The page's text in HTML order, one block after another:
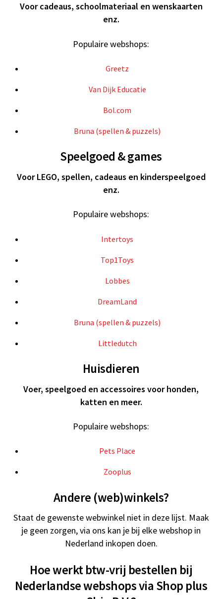
Voor cadeaus, schoolmateriaal en wenskaarten
enz.
Populaire webshops:
Greetz
Van Dijk Educatie
Bol.com
Bruna (spellen & puzzels)
Speelgoed & games
Voor LEGO, spellen, cadeaus en kinderspeelgoed
enz.
Populaire webshops:
Intertoys
Top1Toys
Lobbes
DreamLand
Bruna (spellen & puzzels)
Littledutch
Huisdieren
Voer, speelgoed en accessoires voor honden,
katten en meer.
Populaire webshops:
Pets Place
Zooplus
Andere (web)winkels?
Staat de gewenste webwinkel niet in deze lijst. Maak
je geen zorgen, via ons kan je bij elke webshop in
Nederland inkopen doen.
Hoe werkt btw-vrij bestellen bij
Nederlandse webshops via Shop plus